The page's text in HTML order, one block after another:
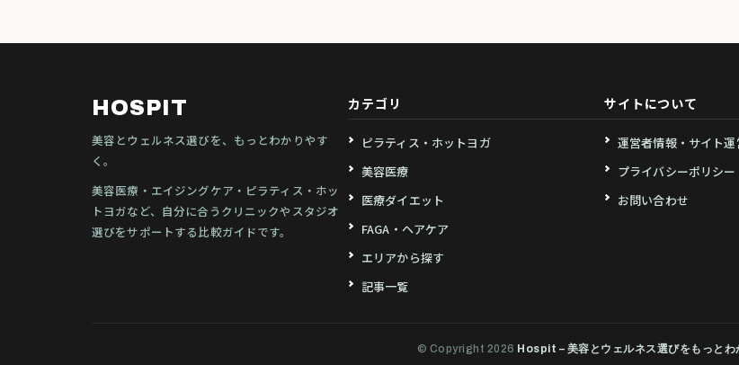
HOSPIT
美容とウェルネス選びを、もっとわかりやす
く。
美容医療・エイジングケア・ピラティス・ホッ
トヨガなど、自分に合うクリニックやスタジオ
選びをサポートする比較ガイドです。
カテゴリ
ピラティス・ホットヨガ
美容医療
医療ダイエット
FAGA・ヘアケア
エリアから探す
記事一覧
サイトについて
運営者情報・サイト
プライバシーポリシー
お問い合わせ
© Copyright 2026 Hospit – 美容とウェルネス選びをもっとわ